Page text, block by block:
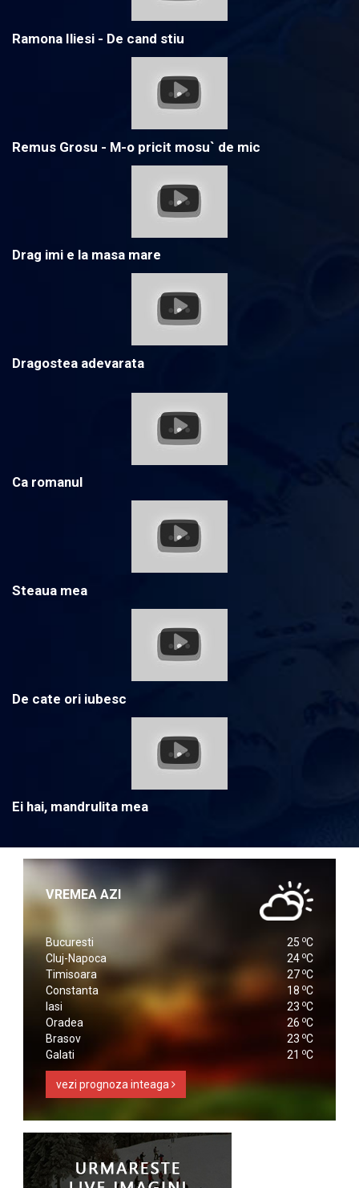
Ramona Iliesi - De cand stiu
Remus Grosu - M-o pricit mosu` de mic
Drag imi e la masa mare
Dragostea adevarata
Ca romanul
Steaua mea
De cate ori iubesc
Ei hai, mandrulita mea
VREMEA AZI
Bucuresti 25 oC
Cluj-Napoca
24 oC
Timisoara
27 oC
Constanta
18 oC
Iasi
23 oC
Oradea
26 oC
Brasov
23 oC
Galati
21 oC
vezi prognoza inteaga